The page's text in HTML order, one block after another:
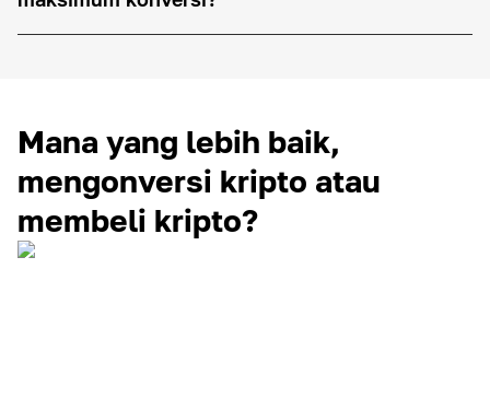
Mana yang lebih baik,
mengonversi kripto atau
membeli kripto?